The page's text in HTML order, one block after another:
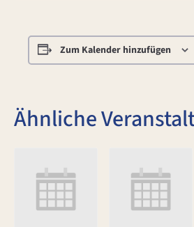
Zum Kalender hinzufügen
Ähnliche